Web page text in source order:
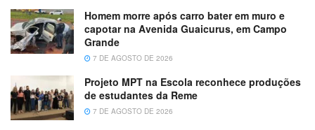
Homem morre após carro bater em muro e
capotar na Avenida Guaicurus, em Campo
Grande
7 DE AGOSTO DE 2026
Projeto MPT na Escola reconhece produções
de estudantes da Reme
7 DE AGOSTO DE 2026